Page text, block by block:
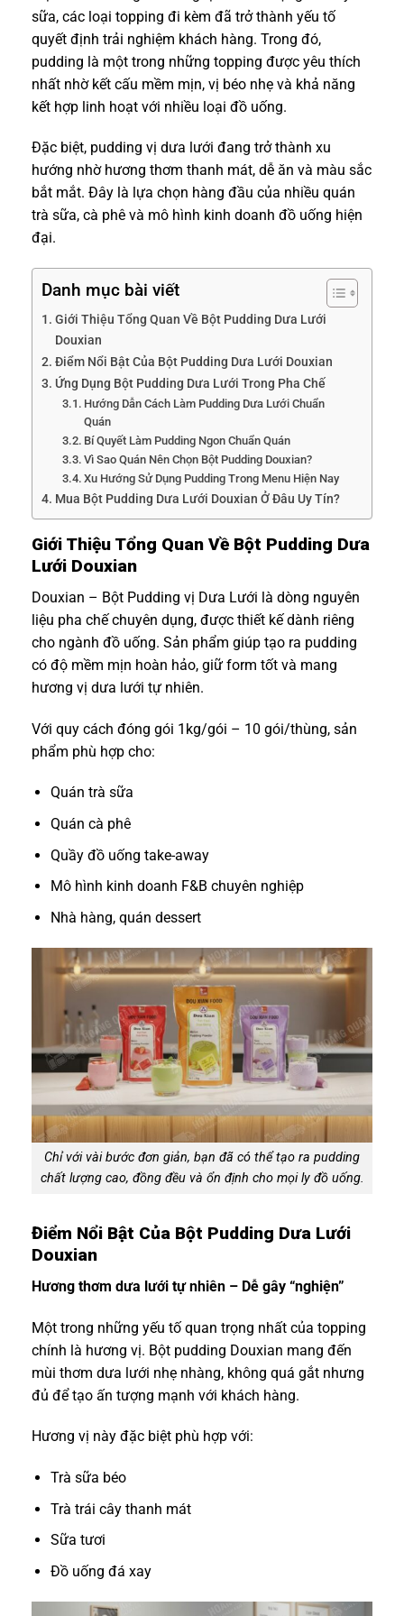
sữa, các loại topping đi kèm đã trở thành yếu tố
quyết định trải nghiệm khách hàng. Trong đó,
pudding là một trong những topping được yêu thích
nhất nhờ kết cấu mềm mịn, vị béo nhẹ và khả năng
kết hợp linh hoạt với nhiều loại đồ uống.
Đặc biệt, pudding vị dưa lưới đang trở thành xu
hướng nhờ hương thơm thanh mát, dễ ăn và màu sắc
bắt mắt. Đây là lựa chọn hàng đầu của nhiều quán
trà sữa, cà phê và mô hình kinh doanh đồ uống hiện
đại.
Danh mục bài viết
Giới Thiệu Tổng Quan Về Bột Pudding Dưa Lưới
Douxian
Điểm Nổi Bật Của Bột Pudding Dưa Lưới Douxian
Ứng Dụng Bột Pudding Dưa Lưới Trong Pha Chế
Hướng Dẫn Cách Làm Pudding Dưa Lưới Chuẩn
Quán
Bí Quyết Làm Pudding Ngon Chuẩn Quán
Vì Sao Quán Nên Chọn Bột Pudding Douxian?
Xu Hướng Sử Dụng Pudding Trong Menu Hiện Nay
Mua Bột Pudding Dưa Lưới Douxian Ở Đâu Uy Tín?
Giới Thiệu Tổng Quan Về Bột Pudding Dưa
Lưới Douxian
Douxian – Bột Pudding vị Dưa Lưới là dòng nguyên
liệu pha chế chuyên dụng, được thiết kế dành riêng
cho ngành đồ uống. Sản phẩm giúp tạo ra pudding
có độ mềm mịn hoàn hảo, giữ form tốt và mang
hương vị dưa lưới tự nhiên.
Với quy cách đóng gói 1kg/gói – 10 gói/thùng, sản
phẩm phù hợp cho:
Quán trà sữa
Quán cà phê
Quầy đồ uống take-away
Mô hình kinh doanh F&B chuyên nghiệp
Nhà hàng, quán dessert
Chỉ với vài bước đơn giản, bạn đã có thể tạo ra pudding
chất lượng cao, đồng đều và ổn định cho mọi ly đồ uống.
Điểm Nổi Bật Của Bột Pudding Dưa Lưới
Douxian
Hương thơm dưa lưới tự nhiên – Dễ gây “nghiện”
Một trong những yếu tố quan trọng nhất của topping
chính là hương vị. Bột pudding Douxian mang đến
mùi thơm dưa lưới nhẹ nhàng, không quá gắt nhưng
đủ để tạo ấn tượng mạnh với khách hàng.
Hương vị này đặc biệt phù hợp với:
Trà sữa béo
Trà trái cây thanh mát
Sữa tươi
Đồ uống đá xay